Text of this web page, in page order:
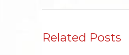
Related Posts